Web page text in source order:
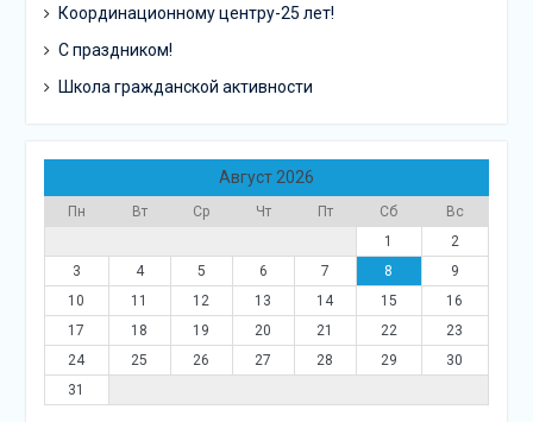
Координационному центру-25 лет!
С праздником!
Школа гражданской активности
Август 2026
Пн Вт Ср Чт Пт Сб
Вс
1
2
3
4 5 6 7 8
9
10
11 12 13 14 15
16
17
18 19 20 21 22
23
24
25 26 27 28 29
30
31